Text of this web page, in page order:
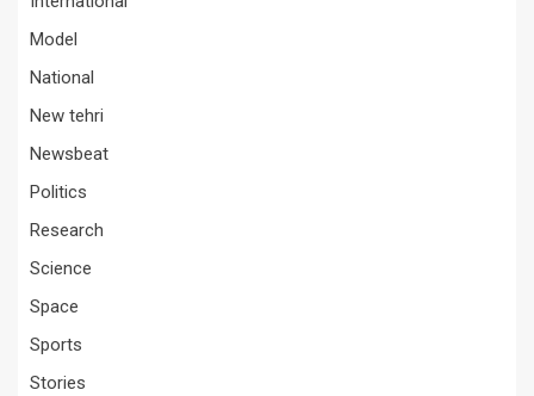
Model
National
New tehri
Newsbeat
Politics
Research
Science
Space
Sports
Stories